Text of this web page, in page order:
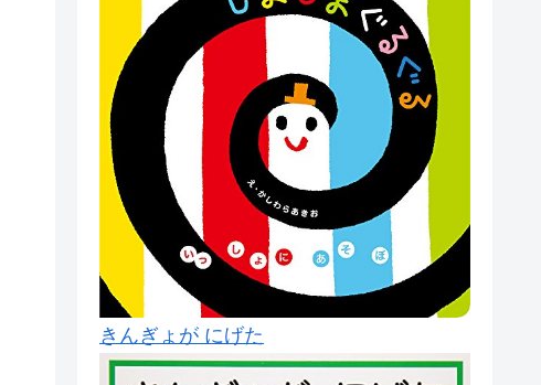
きんぎょが にげた